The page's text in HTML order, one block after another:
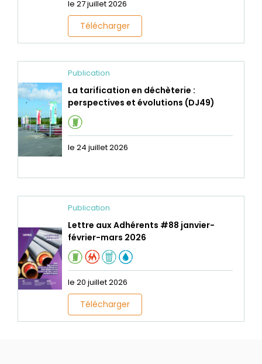
le 27 juillet 2026
Télécharger
Publication
La tarification en déchèterie :
perspectives et évolutions (DJ49)
le 24 juillet 2026
Publication
Lettre aux Adhérents #88 janvier-
février-mars 2026
le 20 juillet 2026
Télécharger